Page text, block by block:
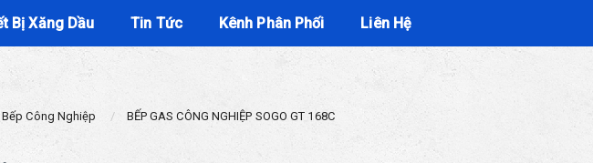
Bị Xăng Dầu Tin Tức Kênh Phân Phối Liên Hệ
Bếp Công Nghiệp BẾP GAS CÔNG NGHIỆP SOGO GT 168C